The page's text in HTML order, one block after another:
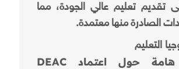
تقديم تعليم عالي الجودة، مما
الصادرة منها معتمدة.
التعليم
تفاصيل هامة حول اعتماد DEAC